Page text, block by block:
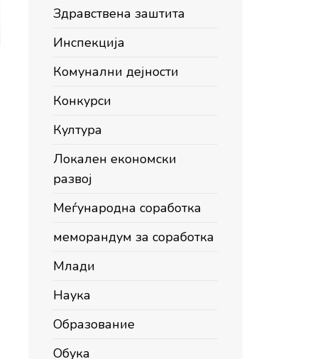
Здравствена заштита
Инспекција
Комунални дејности
Конкурси
Култура
Локален економски
развој
Меѓународна соработка
меморандум за соработка
Млади
Наука
Образование
Обука